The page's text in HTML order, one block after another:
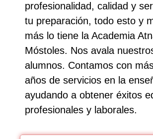
profesionalidad, calidad y
tu preparación, todo esto y
más lo tiene la Academia
Móstoles. Nos avala
alumnos. Contamos con
años de servicios en la
ayudando a obtener éxitos
profesionales y laborales.